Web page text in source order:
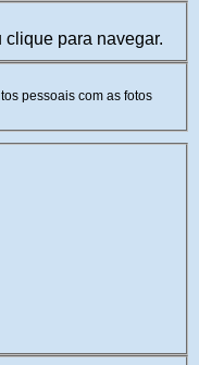
para navegar.
pessoais com as fotos